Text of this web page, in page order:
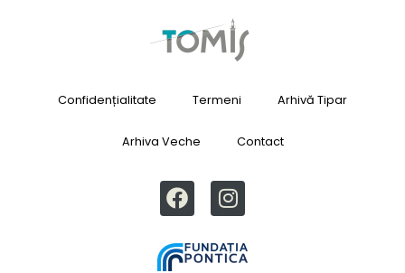
Confidențialitate Termeni Arhivă Tipar
Arhiva Veche Contact